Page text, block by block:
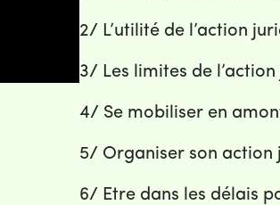
2/ L’utilité de l’action
3/ Les limites de l’action
4/ Se mobiliser en amont
5/ Organiser son action
6/ Etre dans les délais